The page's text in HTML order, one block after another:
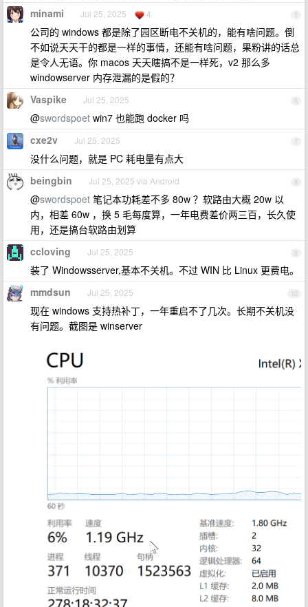
5
minami Jul 25, 2025 4
公司的 windows 都是除了园区断电不关机的，能有啥问题。倒
不如说天天干的都是一样的事情，还能有啥问题，果粉讲的话总
是令人无语。你 macos 天天瞎搞不是一样死，v2 那么多
windowserver 内存泄漏的是假的？
6
Vaspike Jul 25, 2025
@swordspoet win7 也能跑 docker 吗
7
cxe2v Jul 25, 2025
没什么问题，就是 PC 耗电量有点大
8
beingbin Jul 25, 2025 via Android
@swordspoet 笔记本功耗差不多 80w ？软路由大概 20w 以
内，相差 60w ，换 5 毛每度算，一年电费差价两三百，长久使
用，还是搞台软路由划算
9
ccloving Jul 25, 2025
装了 Windowsserver,基本不关机。不过 WIN 比 Linux 更费电。
10
mmdsun Jul 25, 2025
现在 windows 支持热补丁，一年重启不了几次。长期不关机没
有问题。截图是 winserver